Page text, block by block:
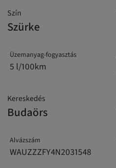
Szín
Szürke
Üzemanyag-fogyasztás
5 l/100km
Kereskedés
Budaörs
Alvázszám
WAUZZZFY4N2031548